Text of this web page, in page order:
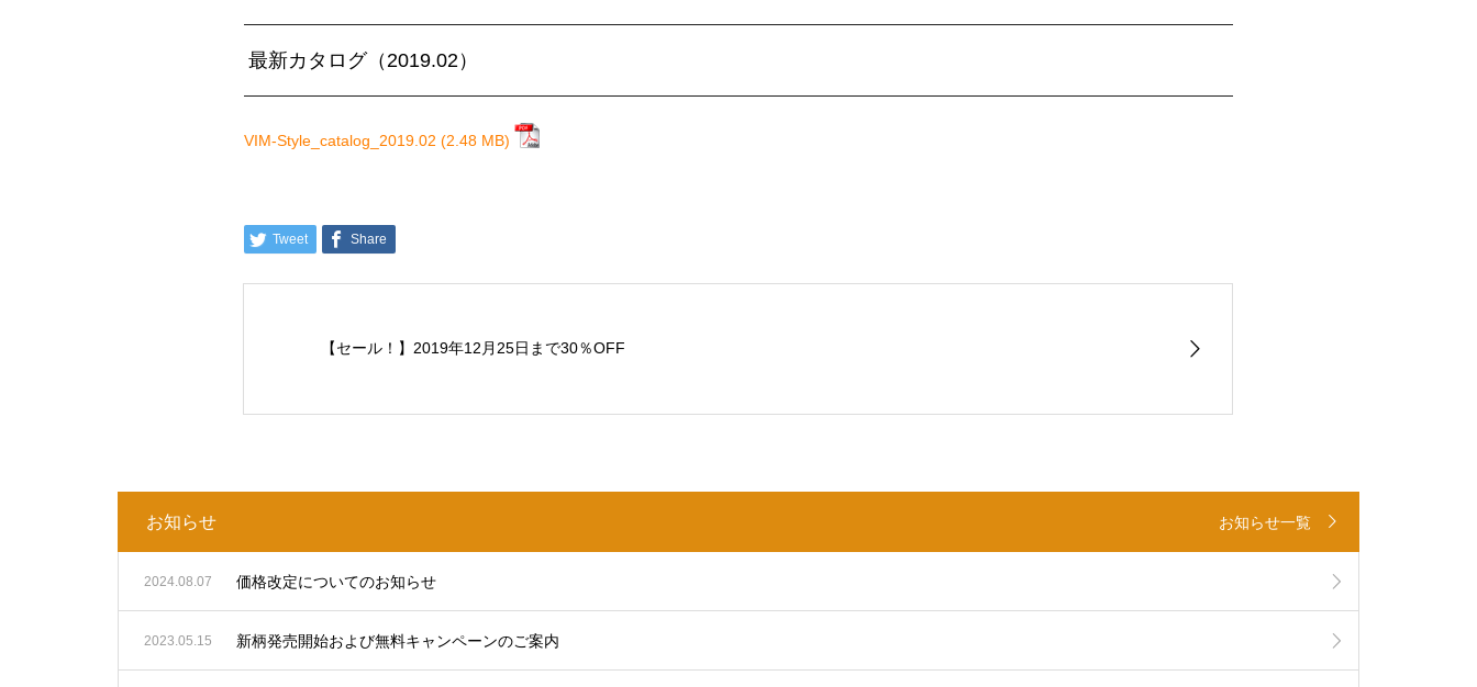
最新カタログ（2019.02）
VIM-Style_catalog_2019.02
Tweet Share
【セール！】2019年12月25日まで30％OFF
お知らせ お知らせ一覧
2024.08.07 価格改定についてのお知らせ
2023.05.15 新柄発売開始および無料キャンペーンのご案内